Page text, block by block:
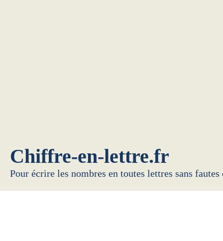
Chiffre-en-lettre.fr
Pour écrire les nombres en toutes lettres sans